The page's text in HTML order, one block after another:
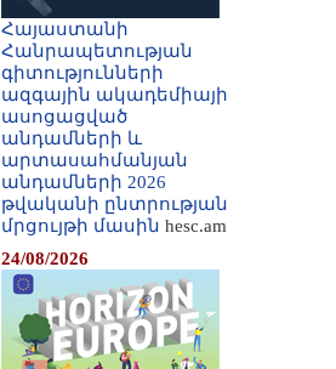
Հայաստանի
Հանրապետության
գիտությունների
ազգային ակադեմիայի
ասոցացված
անդամների և
արտասահմանյան
անդամների 2026
թվականի ընտրության
մրցույթի մասին hesc.am
24/08/2026